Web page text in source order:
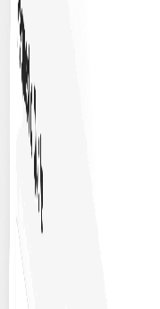
องค์กรอย่างมี
มาณ ระบุโอกาส
จเชิงกลยุทธ์เพื่อการ
ายดาย รับรองความ